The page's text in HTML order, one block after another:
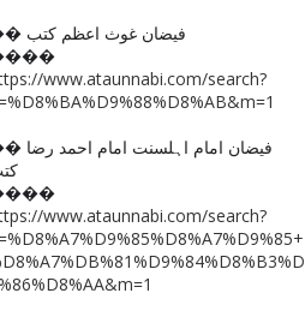
�� فیضان غوث اعظم کتب
www.ataunnabi.com/search?
�� فیضان امام
www.ataunnabi.com/search?